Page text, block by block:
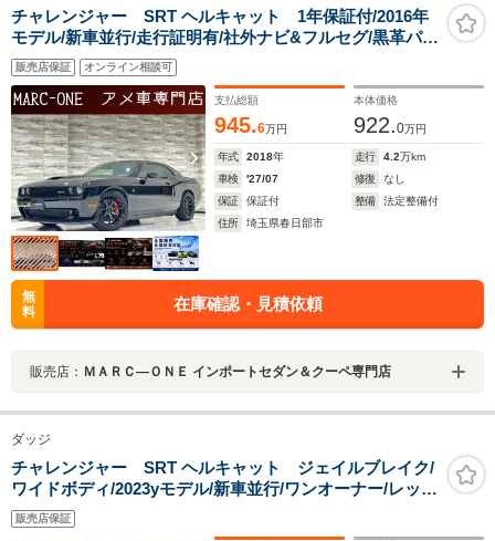
続/ETC/EBD付ABS/横
滑り防止装置
ーナーセンサー レー
ンキープアシスト オ
止装置
ォグランプ
ッシュ 純正
AW
チャレンジャー SRT ヘルキャット 1年保証付/2016年
モデル/新車並行/走行証明有/社外ナビ&フルセグ/黒革パワ
ーシート/エアシート&ヒーター/ステアリングヒーター/バ
ックカメラ/Bluetooth/純正20inchAW
販売店保証 オンライン相談可
支払総額
945.6万円
本体価格
922.0万円
年式 2018年 走行 4.2万km
車検
'27/07 修復
なし
保証
保証付 整備
法定整備付
住所
埼玉県春日部市
無
料
在庫確認・見積依頼
販売店： ＭＡＲＣ―ＯＮＥ インポートセダン＆クーペ専門店
ダッジ
チャレンジャー SRT ヘルキャット ジェイルブレイク/
ワイドボディ/2023yモデル/新車並行/ワンオーナー/レッド
キャリパー/アクティブクルコン/ヒーター&ベンチレーシ
ョンシート/ステアヒーター/キーレス×3本/カープレイ
販売店保証